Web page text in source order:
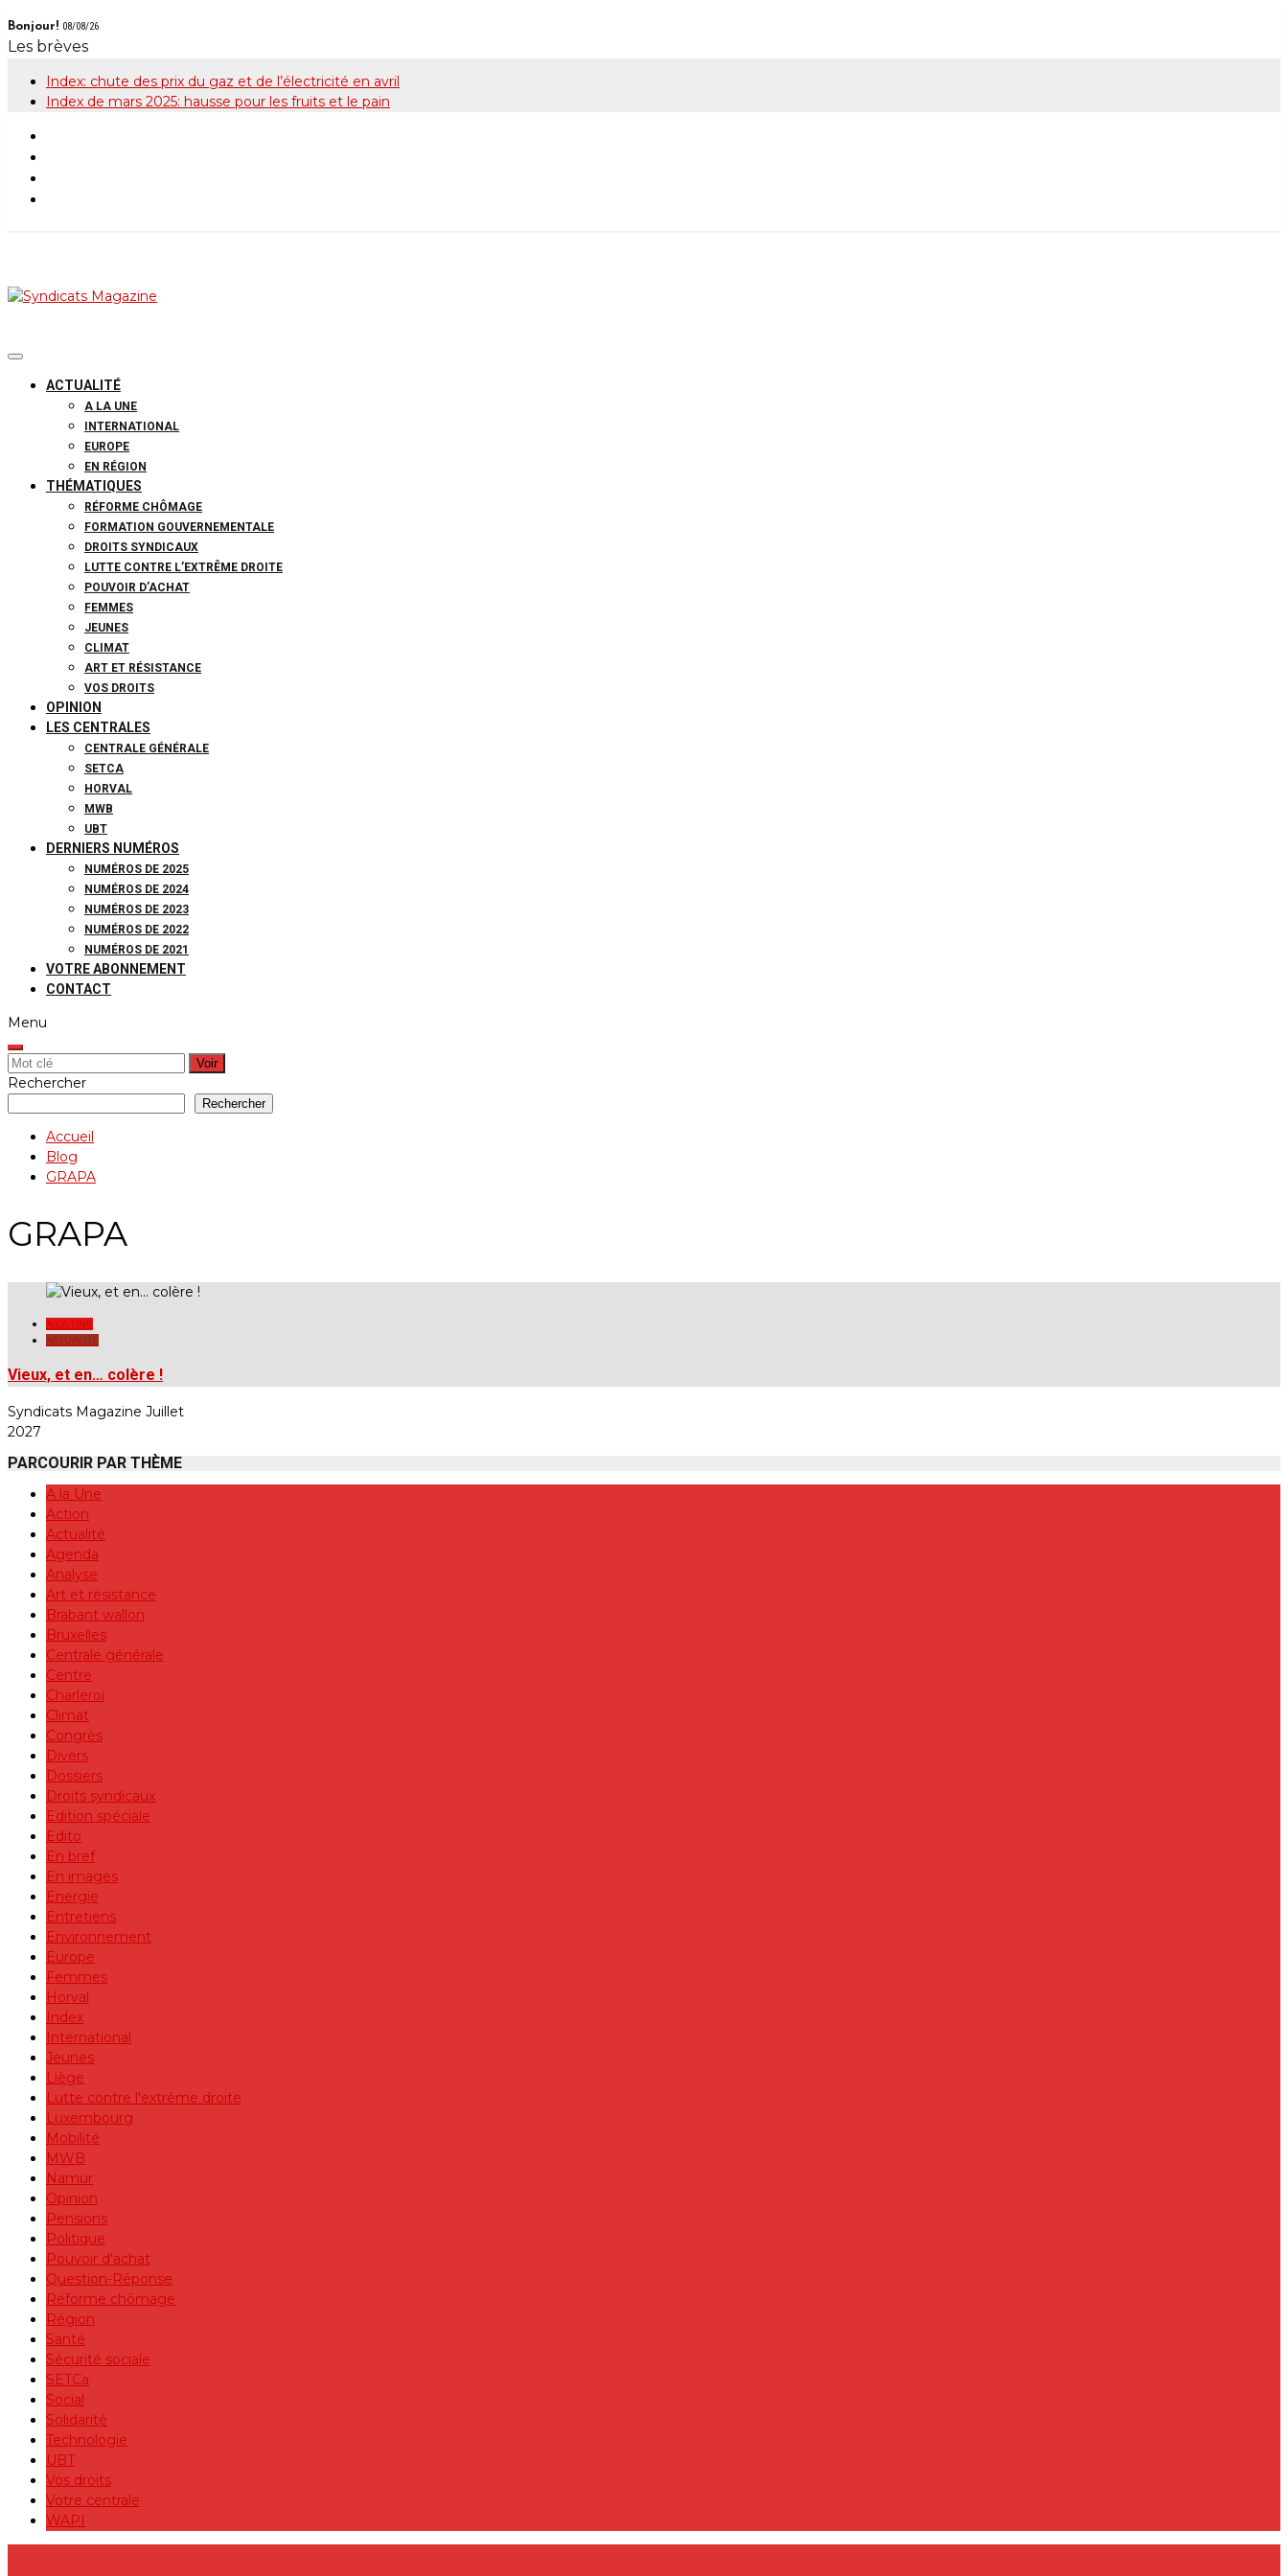
Skip
to
content
Bonjour! 08/08/26
Les brèves
Index: chute des prix du gaz et de l’électricité en avril
Index de mars 2025: hausse pour les fruits et le pain
ACTUALITÉ
A LA UNE
INTERNATIONAL
EUROPE
EN RÉGION
THÉMATIQUES
RÉFORME CHÔMAGE
FORMATION GOUVERNEMENTALE
DROITS SYNDICAUX
LUTTE CONTRE L’EXTRÊME DROITE
POUVOIR D’ACHAT
FEMMES
JEUNES
CLIMAT
ART ET RÉSISTANCE
VOS DROITS
OPINION
LES CENTRALES
CENTRALE GÉNÉRALE
SETCA
HORVAL
MWB
UBT
DERNIERS NUMÉROS
NUMÉROS DE 2025
NUMÉROS DE 2024
NUMÉROS DE 2023
NUMÉROS DE 2022
NUMÉROS DE 2021
VOTRE ABONNEMENT
CONTACT
Menu
Rechercher:
Rechercher
Rechercher
Accueil
Blog
GRAPA
GRAPA
ACTUALITÉ
Vieux, et en… colère !
Syndicats Magazine Juillet
2027
PARCOURIR PAR THÈME
A la Une
Action
Actualité
Agenda
Analyse
Art et résistance
Brabant wallon
Bruxelles
Centrale générale
Centre
Charleroi
Climat
Congrès
Divers
Dossiers
Droits syndicaux
Edition spéciale
Edito
En bref
En images
Energie
Entretiens
Environnement
Europe
Femmes
Horval
Index
International
Jeunes
Liège
Lutte contre l'extrême droite
Luxembourg
Mobilité
MWB
Namur
Opinion
Pensions
Politique
Pouvoir d'achat
Question-Réponse
Réforme chômage
Région
Santé
Sécurité sociale
SETCa
Social
Solidarité
Technologie
UBT
Vos droits
Votre centrale
WAPI